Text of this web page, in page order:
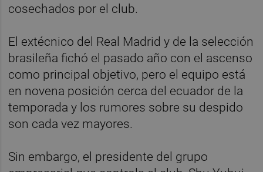
cosechados por el club.
El extécnico del Real Madrid y de la selección
brasileña fichó el pasado año con el ascenso
como principal objetivo, pero el equipo está
en novena posición cerca del ecuador de la
temporada y los rumores sobre su despido
son cada vez mayores.
Sin embargo, el presidente del grupo